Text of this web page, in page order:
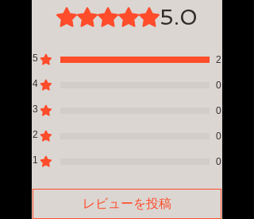
※ディスプレイに表示された色とは、
若干異なる場合がございます。※細い
がございます。取り除いてからご使用
ください。​※耕うん能力や稼働時間は
がございます。
品に限ります。返金は商品の返送をも
ってお振込のみとさせていただきま
どかかることがございます。休業期間
についてはホームページのお知らせを
ご覧ください。
5つ星のうち5と評価されています。
5.0
5 2
4 0
3 0
2 0
1 0
レビューを投稿